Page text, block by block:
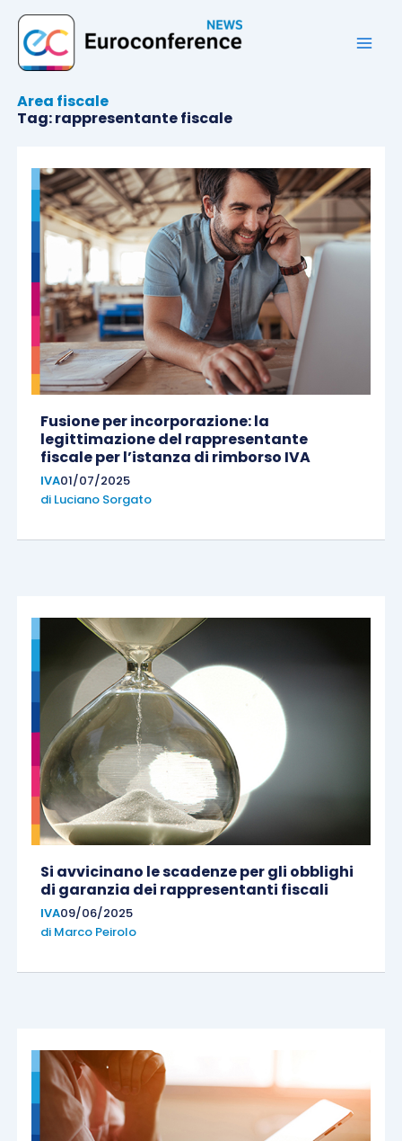
contenuto
Area fiscale
Tag: rappresentante fiscale
Fusione per incorporazione: la
legittimazione del rappresentante
fiscale per l’istanza di rimborso IVA
IVA01/07/2025
di Luciano Sorgato
Si avvicinano le scadenze per gli obblighi
di garanzia dei rappresentanti fiscali
IVA09/06/2025
di Marco Peirolo